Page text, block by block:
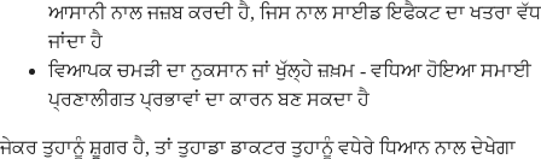
ਆਸਾਨੀ ਨਾਲ ਜਜ਼ਬ ਕਰਦੀ ਹੈ, ਜਿਸ ਨਾਲ ਸਾਈਡ ਇਫੈਕਟ ਦਾ ਖਤਰਾ ਵੱਧ
ਜਾਂਦਾ ਹੈ
ਵਿਆਪਕ ਚਮੜੀ ਦਾ ਨੁਕਸਾਨ ਜਾਂ ਖੁੱਲ੍ਹੇ ਜ਼ਖ਼ਮ - ਵਧਿਆ ਹੋਇਆ ਸਮਾਈ
ਪ੍ਰਣਾਲੀਗਤ ਪ੍ਰਭਾਵਾਂ ਦਾ ਕਾਰਨ ਬਣ ਸਕਦਾ ਹੈ
ਜੇਕਰ ਤੁਹਾਨੂੰ ਸ਼ੂਗਰ ਹੈ, ਤਾਂ ਤੁਹਾਡਾ ਡਾਕਟਰ ਤੁਹਾਨੂੰ ਵਧੇਰੇ ਧਿਆਨ ਨਾਲ ਦੇਖੇਗਾ